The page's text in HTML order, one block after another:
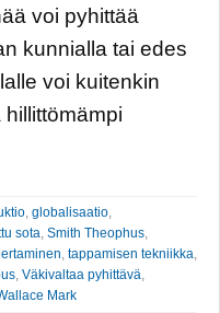
voi pyhittää
kunnialla tai edes
voi kuitenkin
globalisaatio
sota Smith Theophus
tappamisen tekniikka
Väkivaltaa pyhittävä
Mark